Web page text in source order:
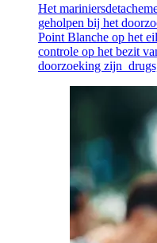
Het
geholpen bij het
Point Blanche op het
controle op het bezit
doorzoeking zijn